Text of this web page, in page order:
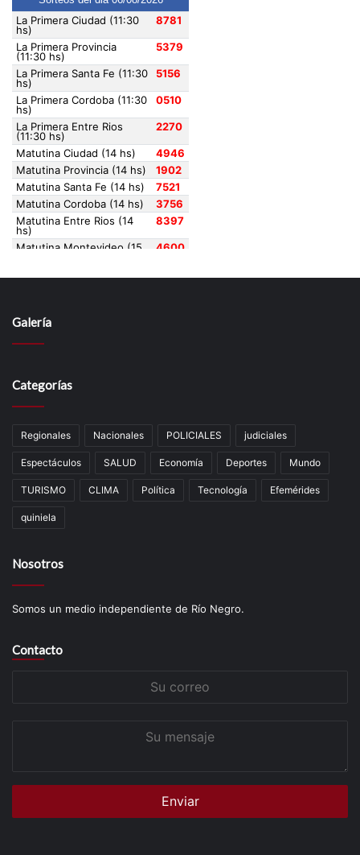
Galería
Categorías
Regionales Nacionales POLICIALES judiciales
Espectáculos SALUD Economía Deportes Mundo
TURISMO CLIMA Política Tecnología Efemérides
quiniela
Nosotros
Somos un medio independiente de Río Negro.
Contacto